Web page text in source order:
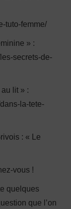
tuto-femme/
» :
secrets-de-
lit » :
la-tete-
: « Le
vous !
quelques
que l’on